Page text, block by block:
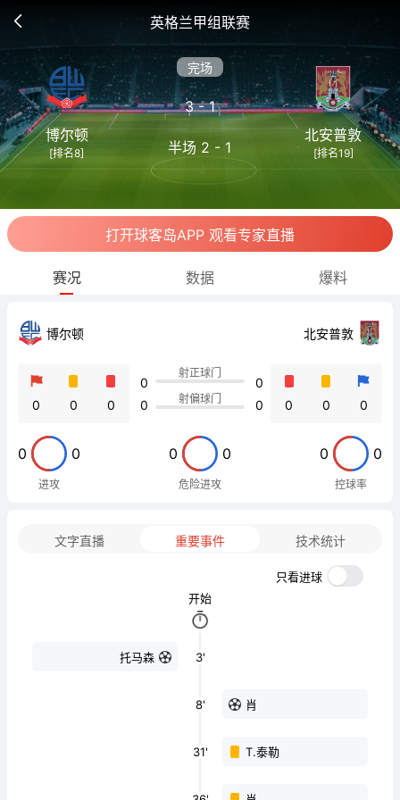
英格兰甲组联赛
博尔顿
[排名8]
完场
3 - 1
半场 2 - 1
北安普敦
[排名19]
打开球客岛APP 观看专家直播
赛况 数据 爆料
博尔顿 北安普敦
0 0 0
0
0
射正球门
射偏球门
0
0
0 0 0
0 0
进攻
0 0
危险进攻
0 0
控球率
文字直播 重要事件 技术统计
只看进球
开始
托马森 3'
8' 肖
31' T.泰勒